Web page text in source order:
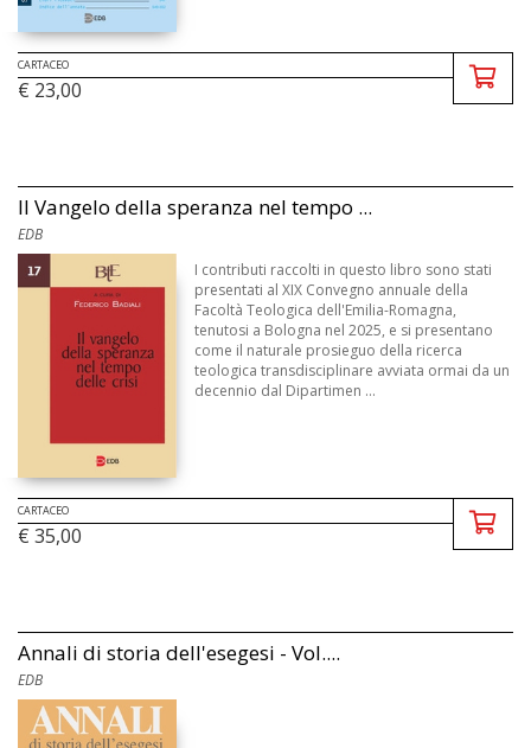
CARTACEO
€ 23,00
Il Vangelo della speranza nel tempo ...
EDB
I contributi raccolti in questo libro sono stati
presentati al XIX Convegno annuale della
Facoltà Teologica dell'Emilia-Romagna,
tenutosi a Bologna nel 2025, e si presentano
come il naturale prosieguo della ricerca
teologica transdisciplinare avviata ormai da un
decennio dal Dipartimen ...
CARTACEO
€ 35,00
Annali di storia dell'esegesi - Vol....
EDB